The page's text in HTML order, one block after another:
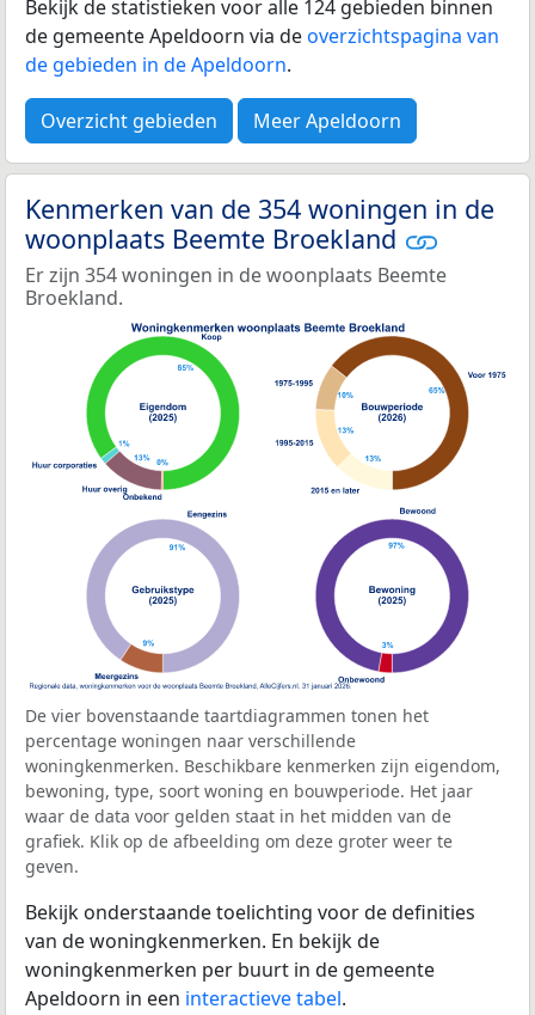
Bekijk de statistieken voor alle 124 gebieden binnen
de gemeente Apeldoorn via deoverzichtspagina van
de gebieden in de Apeldoorn.
Overzicht gebieden Meer Apeldoorn
Kenmerken van de 354 woningen in de
woonplaats Beemte Broekland
Er zijn 354 woningen in de woonplaats Beemte
Broekland.
De vier bovenstaande taartdiagrammen tonen het
percentage woningen naar verschillende
woningkenmerken. Beschikbare kenmerken zijn eigendom,
bewoning, type, soort woning en bouwperiode. Het jaar
waar de data voor gelden staat in het midden van de
grafiek. Klik op de afbeelding om deze groter weer te
geven.
Bekijk onderstaande toelichting voor de definities
van de woningkenmerken. En bekijk de
woningkenmerken per buurt in de gemeente
Apeldoorn in een interactieve tabel.